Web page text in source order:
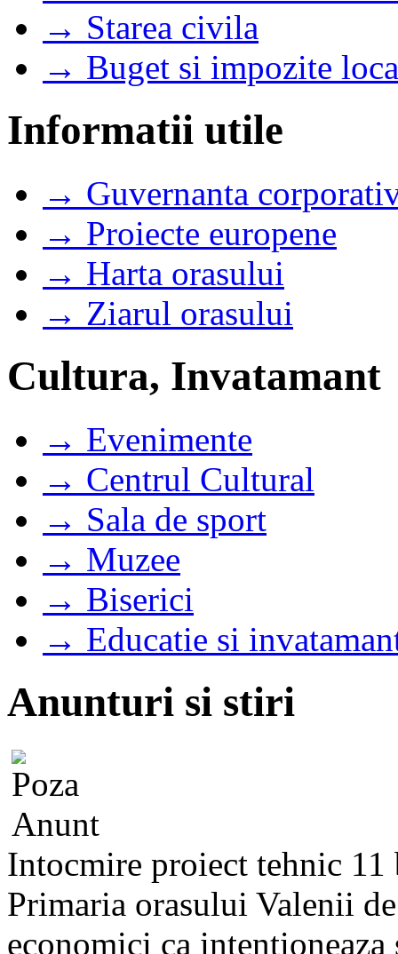
→ Starea civila
→ Buget si impozite
Informatii utile
→ Guvernanta
→ Proiecte europene
→ Harta orasului
→ Ziarul orasului
Cultura, Invatamant
→ Evenimente
→ Centrul Cultural
→ Sala de sport
→ Muzee
→ Biserici
→ Educatie si
Anunturi si stiri
Intocmire proiect tehnic
Primaria orasului Valenii
economici ca